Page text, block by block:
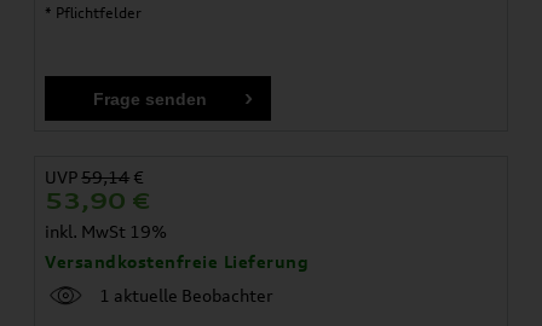
* Pflichtfelder
UVP59,14 €
53,90 €
inkl. MwSt 19%
Versandkostenfreie Lieferung
1 aktuelle Beobachter